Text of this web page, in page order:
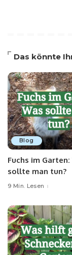
Das könnte
Blog
Fuchs im Garten:
sollte man tun?
9 Min. Lesen